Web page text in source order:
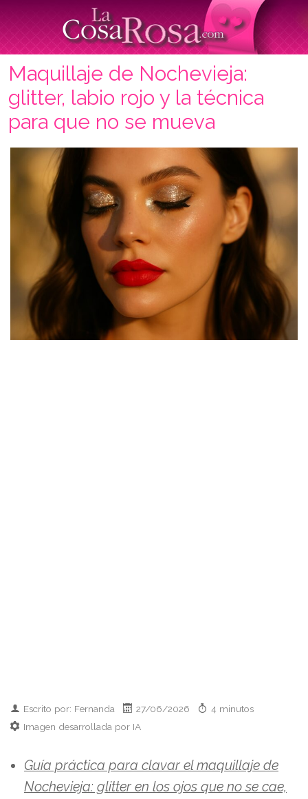
Maquillaje de Nochevieja:
glitter, labio rojo y la técnica
para que no se mueva
Escrito por: Fernanda 27/06/2026
4 minutos
Imagen desarrollada por IA
Guía práctica para clavar el maquillaje de
Nochevieja: glitter en los ojos que no se cae,